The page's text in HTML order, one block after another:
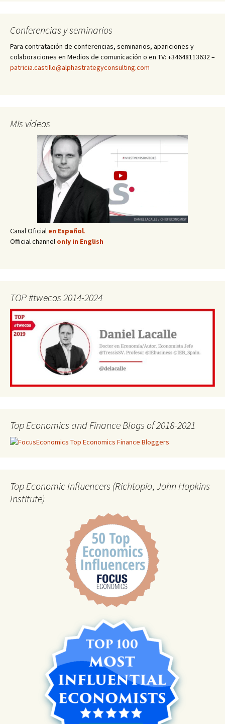
Conferencias y seminarios
Para contratación de conferencias, seminarios, apariciones y
colaboraciones en Medios de comunicación o en TV: +34648113632 –
patricia.castillo@alphastrategyconsulting.com
Mis vídeos
Canal Oficial en Español.
Official channel only in English
TOP #twecos 2014-2024
Top Economics and Finance Blogs of 2018-2021
Top Economic Influencers (Richtopia, John Hopkins
Institute)